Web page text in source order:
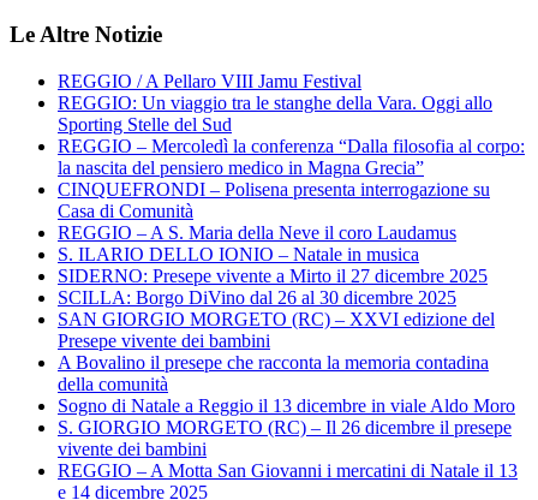
Le Altre Notizie
REGGIO / A Pellaro VIII Jamu Festival
REGGIO: Un viaggio tra le stanghe della Vara. Oggi allo
Sporting Stelle del Sud
REGGIO – Mercoledì la conferenza “Dalla filosofia al corpo:
la nascita del pensiero medico in Magna Grecia”
CINQUEFRONDI – Polisena presenta interrogazione su
Casa di Comunità
REGGIO – A S. Maria della Neve il coro Laudamus
S. ILARIO DELLO IONIO – Natale in musica
SIDERNO: Presepe vivente a Mirto il 27 dicembre 2025
SCILLA: Borgo DiVino dal 26 al 30 dicembre 2025
SAN GIORGIO MORGETO (RC) – XXVI edizione del
Presepe vivente dei bambini
A Bovalino il presepe che racconta la memoria contadina
della comunità
Sogno di Natale a Reggio il 13 dicembre in viale Aldo Moro
S. GIORGIO MORGETO (RC) – Il 26 dicembre il presepe
vivente dei bambini
REGGIO – A Motta San Giovanni i mercatini di Natale il 13
e 14 dicembre 2025